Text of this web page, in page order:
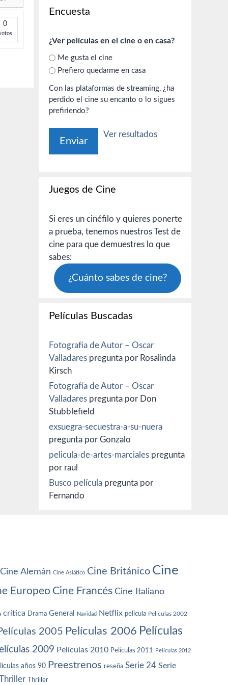
0
Encuesta
¿Ver películas en el cine o en casa?
Me gusta el cine
Prefiero quedarme en casa
Con las plataformas de streaming, ¿ha
perdido el cine su encanto o lo sigues
prefiriendo?
Ver resultados
Juegos de Cine
Si eres un cinéfilo y quieres ponerte
a prueba, tenemos nuestros Test de
cine para que demuestres lo que
sabes:
¿Cuánto sabes de cine?
Películas Buscadas
Fotografía de Autor – Oscar
Valladares pregunta por Rosalinda
Kirsch
Fotografía de Autor – Oscar
Valladares pregunta por Don
Stubblefield
exsuegra-secuestra-a-su-nuera
pregunta por Gonzalo
pelicula-de-artes-marciales pregunta
por raul
Busco película pregunta por
Fernando
Cine Alemán Cine Asiático Cine Británico Cine
Europeo Cine Francés Cine Italiano
crítica Drama General Navidad Netflix película Películas 2002
2005 Películas 2006 Películas
2009 Películas 2010 Películas 2011 Películas 2012
años 90 Preestrenos reseña Serie 24 Serie
Thriller